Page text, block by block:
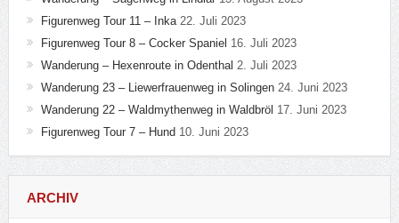
Figurenweg Tour 11 – Inka 22. Juli 2023
Figurenweg Tour 8 – Cocker Spaniel 16. Juli 2023
Wanderung – Hexenroute in Odenthal 2. Juli 2023
Wanderung 23 – Liewerfrauenweg in Solingen 24. Juni 2023
Wanderung 22 – Waldmythenweg in Waldbröl 17. Juni 2023
Figurenweg Tour 7 – Hund 10. Juni 2023
ARCHIV